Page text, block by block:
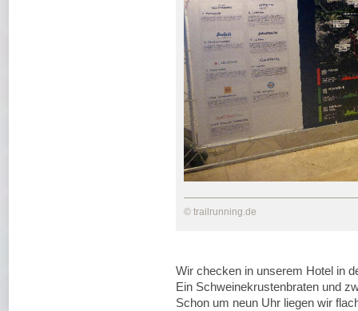
© trailrunning.de
Wir checken in unserem Hotel in
Ein Schweinekrustenbraten und
Schon um neun Uhr liegen wir